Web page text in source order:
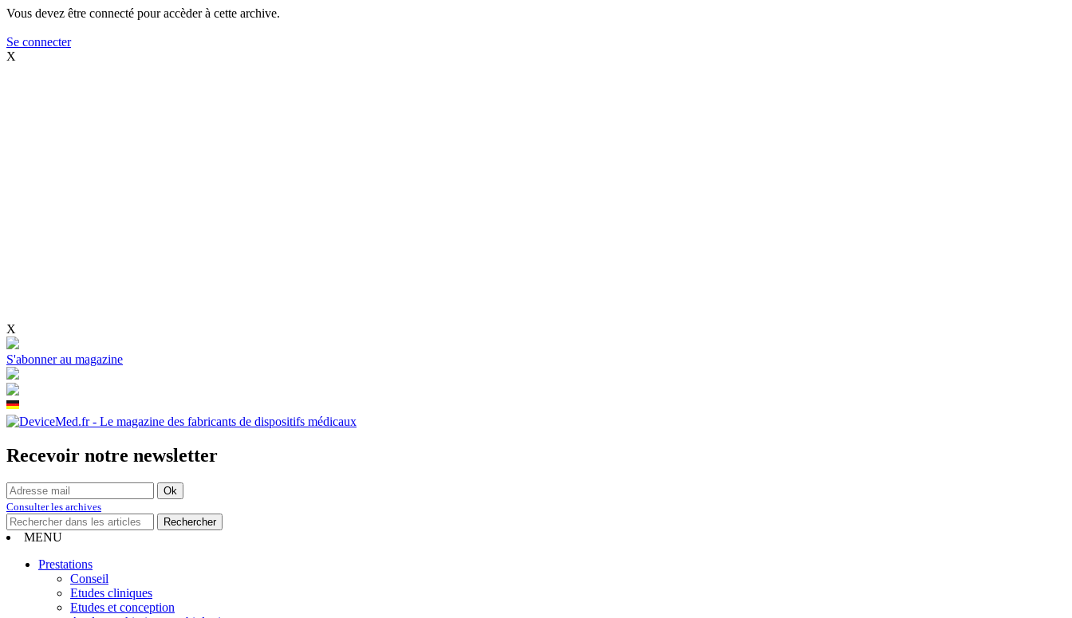
Vous devez être connecté pour accèder à cette archive.
Se connecter
X
X
S'abonner au magazine
Recevoir notre newsletter
Consulter les archives
MENU
Prestations
Conseil
Etudes cliniques
Etudes et conception